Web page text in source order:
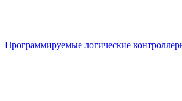
Программируемые логические